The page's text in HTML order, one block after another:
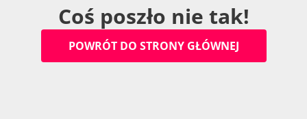
Coś poszło nie tak!
POWRÓT DO STRONY GŁÓWNEJ